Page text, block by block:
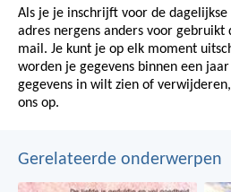
Als je je inschrijft voor de
adres nergens anders voor gebruikt
mail. Je kunt je op elk moment
worden je gegevens binnen een
gegevens in wilt zien of
ons op.
Gerelateerde onderwerpen